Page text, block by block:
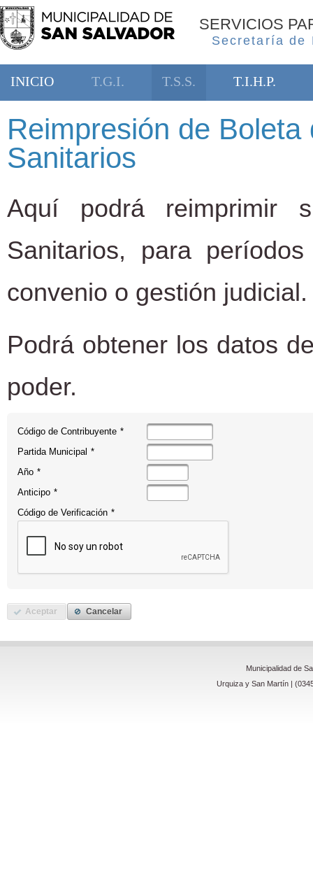
SERVICIOS
Secretaría de
INICIO T.G.I. T.S.S. T.I.H.P.
Reimpresión de
Sanitarios
Aquí podrá reimprimir
Sanitarios, para
convenio o gestión judicial.
Podrá obtener los datos
poder.
Código de Contribuyente *
Partida Municipal *
Año *
Anticipo *
Código de Verificación *
Aceptar Cancelar
Municipalidad de
Urquiza y San Martín |